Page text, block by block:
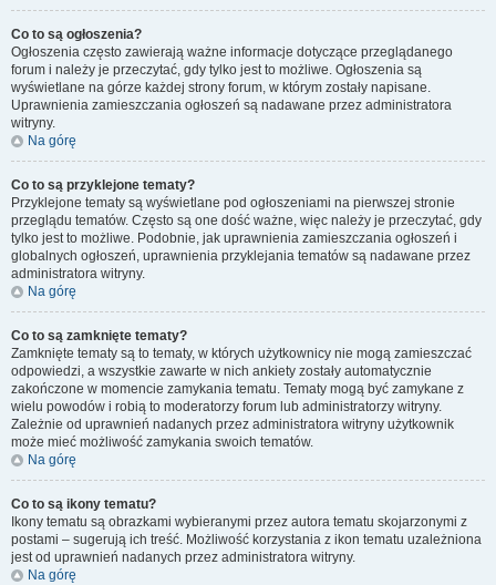
Co to są ogłoszenia?
Ogłoszenia często zawierają ważne informacje dotyczące przeglądanego
forum i należy je przeczytać, gdy tylko jest to możliwe. Ogłoszenia są
wyświetlane na górze każdej strony forum, w którym zostały napisane.
Uprawnienia zamieszczania ogłoszeń są nadawane przez administratora
witryny.
Na górę
Co to są przyklejone tematy?
Przyklejone tematy są wyświetlane pod ogłoszeniami na pierwszej stronie
przeglądu tematów. Często są one dość ważne, więc należy je przeczytać, gdy
tylko jest to możliwe. Podobnie, jak uprawnienia zamieszczania ogłoszeń i
globalnych ogłoszeń, uprawnienia przyklejania tematów są nadawane przez
administratora witryny.
Na górę
Co to są zamknięte tematy?
Zamknięte tematy są to tematy, w których użytkownicy nie mogą zamieszczać
odpowiedzi, a wszystkie zawarte w nich ankiety zostały automatycznie
zakończone w momencie zamykania tematu. Tematy mogą być zamykane z
wielu powodów i robią to moderatorzy forum lub administratorzy witryny.
Zależnie od uprawnień nadanych przez administratora witryny użytkownik
może mieć możliwość zamykania swoich tematów.
Na górę
Co to są ikony tematu?
Ikony tematu są obrazkami wybieranymi przez autora tematu skojarzonymi z
postami – sugerują ich treść. Możliwość korzystania z ikon tematu uzależniona
jest od uprawnień nadanych przez administratora witryny.
Na górę